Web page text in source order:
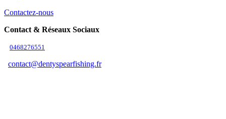
Contactez-nous
Contact & Réseaux Sociaux
0468276551
contact@dentyspearfishing.fr